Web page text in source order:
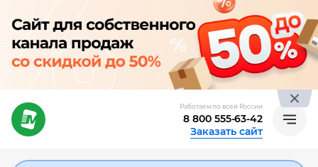
Работаем по всей России
8 800 555-63-42
Заказать сайт